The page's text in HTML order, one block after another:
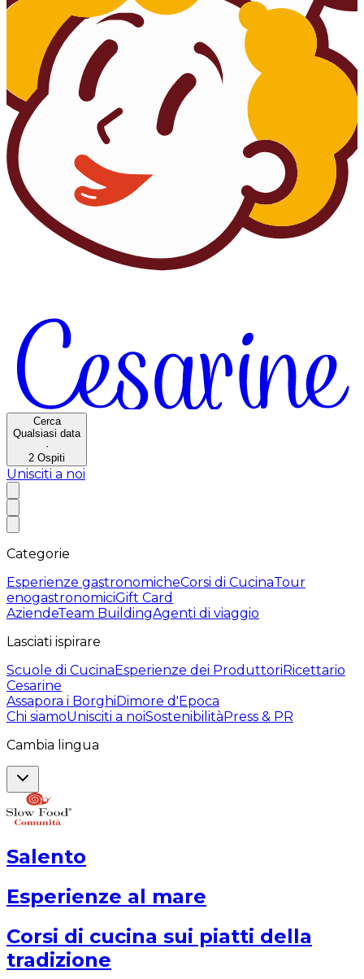
Cerca
Qualsiasi data
·
2 Ospiti
Unisciti a noi
Categorie
Esperienze gastronomicheCorsi di CucinaTour
enogastronomiciGift Card
AziendeTeam BuildingAgenti di viaggio
Lasciati ispirare
Scuole di CucinaEsperienze dei ProduttoriRicettario
Cesarine
Assapora i BorghiDimore d'Epoca
Chi siamoUnisciti a noiSostenibilitàPress & PR
Cambia lingua
Salento
Esperienze al mare
Corsi di cucina sui piatti della
tradizione